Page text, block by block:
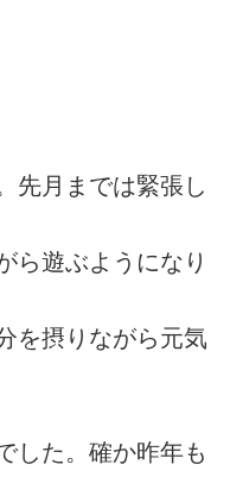
先月までは緊張し
ら遊ぶようになり
を摂りながら元気
した。確か昨年も